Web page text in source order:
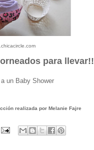
para llevar!!
un Baby Shower
realizada por Melanie Fajre